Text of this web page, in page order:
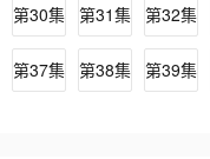
第30集 第31集 第32集
第37集 第38集 第39集